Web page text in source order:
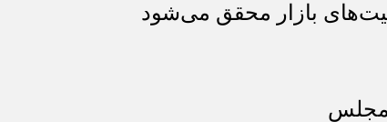
بازار محقق می‌شود
مجلس